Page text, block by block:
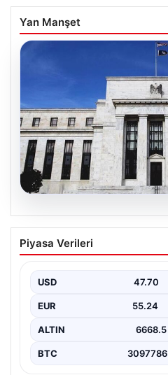
Yan Manşet
06.08.2026
Fed faizi sabit tuttu
Piyasa Verileri
USD 47.70
EUR 55.24
ALTIN 6668.5
BTC 3097786